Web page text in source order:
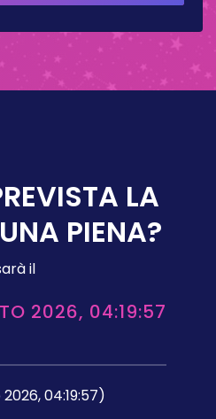
LA
PIENA?
il
2026, 04:19:57
04:19:57)